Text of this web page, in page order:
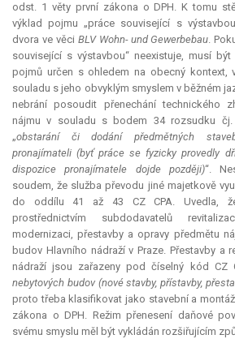
odst. 1 věty první zákona o DPH. K tomu
výklad pojmu „práce související s
dvora ve věci BLV Wohn- und Gewerbebau.
související s výstavbou“ neexistuje, musí
pojmů určen s ohledem na obecný kontext,
souladu s jeho obvyklým smyslem v běžném
nebrání posoudit přenechání technického
nájmu v souladu s bodem 34 rozsudku
„obstarání či dodání předmětných
pronajímateli (byť práce se fyzicky provedly
dispozice pronajímatele dojde později)“.
soudem, že služba převodu jiné majetkově
do oddílu 41 až 43 CZ CPA. Uvedla,
prostřednictvím subdodavatelů
modernizaci, přestavby a opravy předmětu
budov Hlavního nádraží v Praze. Přestavby a
nádraží jsou zařazeny pod číselný kód CZ
nebytových budov (nové stavby, přístavby,
proto třeba klasifikovat jako stavební a
zákona o DPH. Režim přenesení daňové
svému smyslu měl být vykládán rozšiřujícím